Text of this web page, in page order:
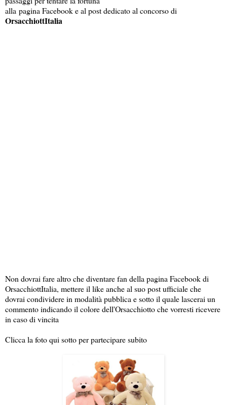
alla pagina Facebook e al post dedicato al concorso di
OrsacchiottItalia
Non dovrai fare altro che diventare fan della pagina Facebook di
OrsacchiottItalia, mettere il like anche al suo post ufficiale che
dovrai condividere in modalità pubblica e sotto il quale lascerai un
commento indicando il colore dell'Orsacchiotto che vorresti ricevere
in caso di vincita
Clicca la foto qui sotto per partecipare subito